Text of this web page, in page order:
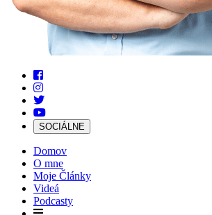
SOCIÁLNE
Domov
O mne
Moje Články
Videá
Podcasty